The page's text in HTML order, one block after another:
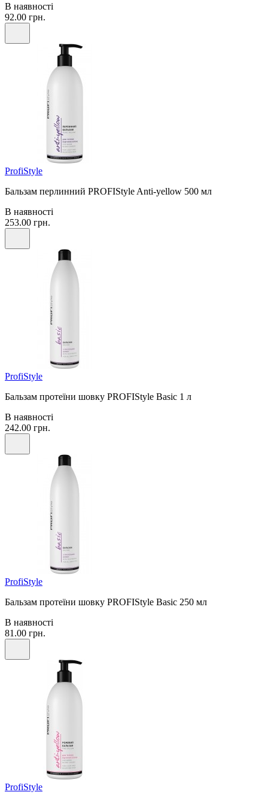
В наявності
92.00 грн.
ProfiStyle
Бальзам перлинний PROFIStyle Anti-yellow 500 мл
В наявності
253.00 грн.
ProfiStyle
Бальзам протеїни шовку PROFIStyle Basic 1 л
В наявності
242.00 грн.
ProfiStyle
Бальзам протеїни шовку PROFIStyle Basic 250 мл
В наявності
81.00 грн.
ProfiStyle